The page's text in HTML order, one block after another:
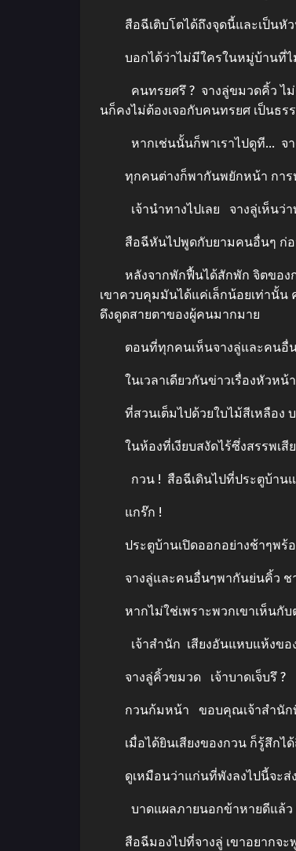
สือฉีเติบโตได้ถึงจุดนี้และเป็นหัว
บอกได้ว่าไม่มีใครในหมู่บ้านที่ไม่
คนทรยศรึ ? จางลู่ขมวดคิ้ว ไม่คิ
นก็คงไม่ต้องเจอกับคนทรยศ เป็นธร
หากเช่นนั้นก็พาเราไปดูที… จาง
ทุกคนต่างก็พากันพยักหน้า การหา
เจ้านำทางไปเลย จางลู่เห็นว่า
สือฉีหันไปพูดกับยามคนอื่นๆ ก่อ
หลังจากพักฟื้นได้สักพัก จิตของกว
เขาควบคุมมันได้แค่เล็กน้อยเท่านั้
ดึงดูดสายตาของผู้คนมากมาย
ตอนที่ทุกคนเห็นจางลู่และคนอื่นๆ
ในเวลาเดียวกันข่าวเรื่องหัวหน้า
ที่สวนเต็มไปด้วยใบไม้สีเหลือง
ในห้องที่เงียบสงัดไร้ซึ่งสรรพเสี
กวน ! สือฉีเดินไปที่ประตูบ้านแ
แกร๊ก !
ประตูบ้านเปิดออกอย่างช้าๆพร้อม
จางลู่และคนอื่นๆพากันย่นคิ้ว ชา
หากไม่ใช่เพราะพวกเขาเห็นกับต
เจ้าสำนัก เสียงอันแหบแห้งของก
จางลู่คิ้วขมวด เจ้าบาดเจ็บรึ ?
กวนก้มหน้า ขอบคุณเจ้าสำนักที่เ
เมื่อได้ยินเสียงของกวน ก็รู้สึกได้
ดูเหมือนว่าแก่นที่พังลงไปนี้จะส่
บาดแผลภายนอกข้าหายดีแล้ว แต่
สือฉีมองไปที่จางลู่ เขาอยากจะพู